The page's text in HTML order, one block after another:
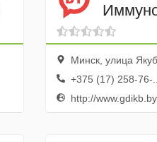
Минск, улица
+375 (17) 258-76-...
http://www.gdikb.by